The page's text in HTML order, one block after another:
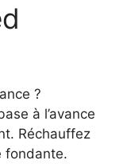
?
à l’avance
Réchauffez
fondante.